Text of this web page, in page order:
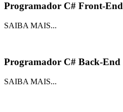
Programador C# Front-End
SAIBA MAIS...
Programador C# Back-End
SAIBA MAIS...